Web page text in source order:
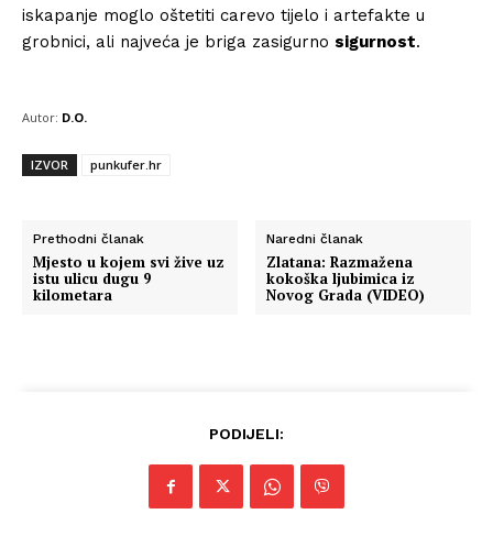
iskapanje moglo oštetiti carevo tijelo i artefakte u
grobnici, ali najveća je briga zasigurno sigurnost.
Autor: D.O.
IZVOR punkufer.hr
Prethodni članak
Mjesto u kojem svi žive uz
istu ulicu dugu 9
kilometara
Naredni članak
Zlatana: Razmažena
kokoška ljubimica iz
Novog Grada (VIDEO)
PODIJELI: